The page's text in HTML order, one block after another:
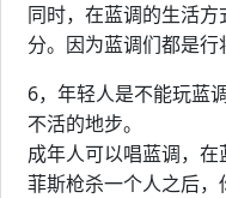
同时，在蓝调的生活
分。因为蓝调们都是行
6，年轻人是不能玩蓝
不活的地步。
成年人可以唱蓝调，在
菲斯枪杀一个人之后，